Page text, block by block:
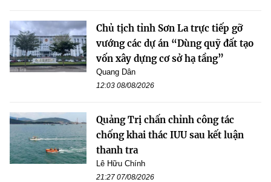
Chủ tịch tỉnh Sơn La trực tiếp gỡ
vướng các dự án “Dùng quỹ đất tạo
vốn xây dựng cơ sở hạ tầng”
Quang Dân
12:03 08/08/2026
Quảng Trị chấn chỉnh công tác
chống khai thác IUU sau kết luận
thanh tra
Lê Hữu Chính
21:27 07/08/2026